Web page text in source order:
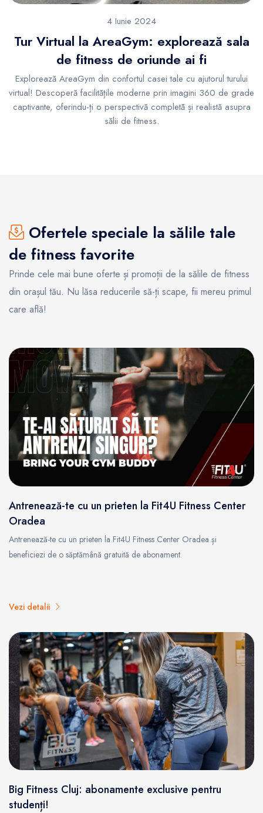
4 Iunie 2024
Tur Virtual la AreaGym: explorează sala
de fitness de oriunde ai fi
Explorează AreaGym din confortul casei tale cu ajutorul turului
virtual! Descoperă facilitățile moderne prin imagini 360 de grade
captivante, oferindu-ți o perspectivă completă și realistă asupra
sălii de fitness.
Ofertele speciale la sălile tale
de fitness favorite
Prinde cele mai bune oferte și promoții de la sălile de fitness
din orașul tău. Nu lăsa reducerile să-ți scape, fii mereu primul
care află!
Antrenează-te cu un prieten la Fit4U Fitness Center
Oradea
Antrenează-te cu un prieten la Fit4U Fitness Center Oradea și
beneficiezi de o săptămână gratuită de abonament.
Vezi detalii
Big Fitness Cluj: abonamente exclusive pentru
studenți!